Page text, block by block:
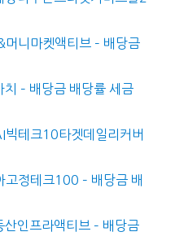
머니마켓액티브 – 배당금
– 배당금 배당률 세금
빅테크10타겟데일리커버
고정테크100 – 배당금 배
산인프라액티브 – 배당금